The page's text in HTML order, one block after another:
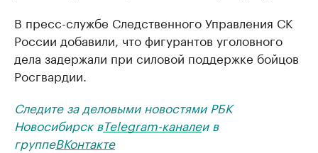
В пресс-службе Следственного Управления СК
России добавили, что фигурантов уголовного
дела задержали при силовой поддержке бойцов
Росгвардии.
Следите за деловыми новостями РБК
Новосибирск вTelegram-каналеи в
группеВКонтакте